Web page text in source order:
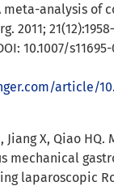
meta-analysis of
2011;
10.1007/
article/
Jiang X, Qiao
mechanical
laparoscopic